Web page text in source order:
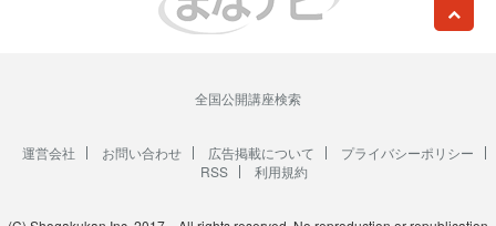
全国公開講座検索
運営会社 お問い合わせ 広告掲載について
プライバシーポリシー
RSS
利用規約